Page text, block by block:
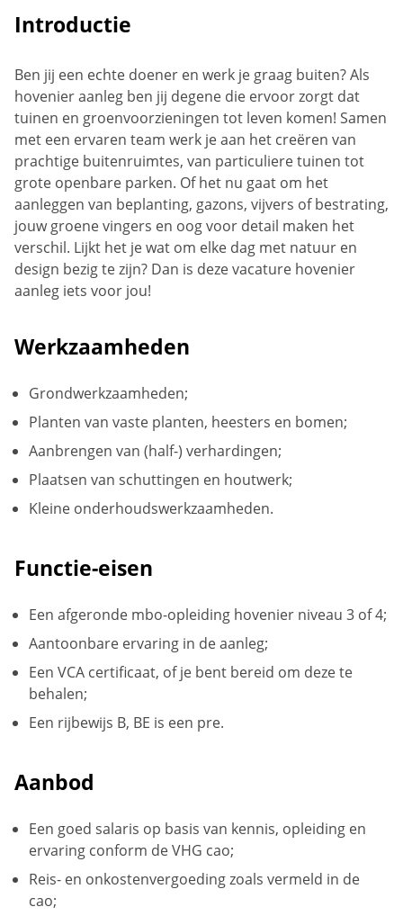
Introductie
Ben jij een echte doener en werk je graag buiten? Als
hovenier aanleg ben jij degene die ervoor zorgt dat
tuinen en groenvoorzieningen tot leven komen! Samen
met een ervaren team werk je aan het creëren van
prachtige buitenruimtes, van particuliere tuinen tot
grote openbare parken. Of het nu gaat om het
aanleggen van beplanting, gazons, vijvers of bestrating,
jouw groene vingers en oog voor detail maken het
verschil. Lijkt het je wat om elke dag met natuur en
design bezig te zijn? Dan is deze vacature hovenier
aanleg iets voor jou!
Werkzaamheden
Grondwerkzaamheden;
Planten van vaste planten, heesters en bomen;
Aanbrengen van (half-) verhardingen;
Plaatsen van schuttingen en houtwerk;
Kleine onderhoudswerkzaamheden.
Functie-eisen
Een afgeronde mbo-opleiding hovenier niveau 3 of 4;
Aantoonbare ervaring in de aanleg;
Een VCA certificaat, of je bent bereid om deze te
behalen;
Een rijbewijs B, BE is een pre.
Aanbod
Een goed salaris op basis van kennis, opleiding en
ervaring conform de VHG cao;
Reis- en onkostenvergoeding zoals vermeld in de
cao;